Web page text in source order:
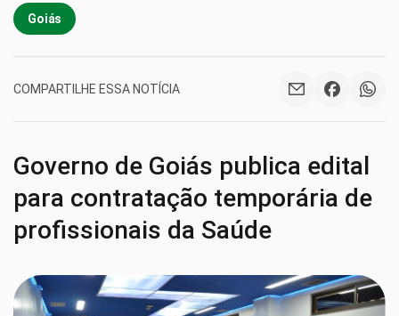
Goiás
COMPARTILHE ESSA NOTÍCIA
Governo de Goiás publica edital
para contratação temporária de
profissionais da Saúde